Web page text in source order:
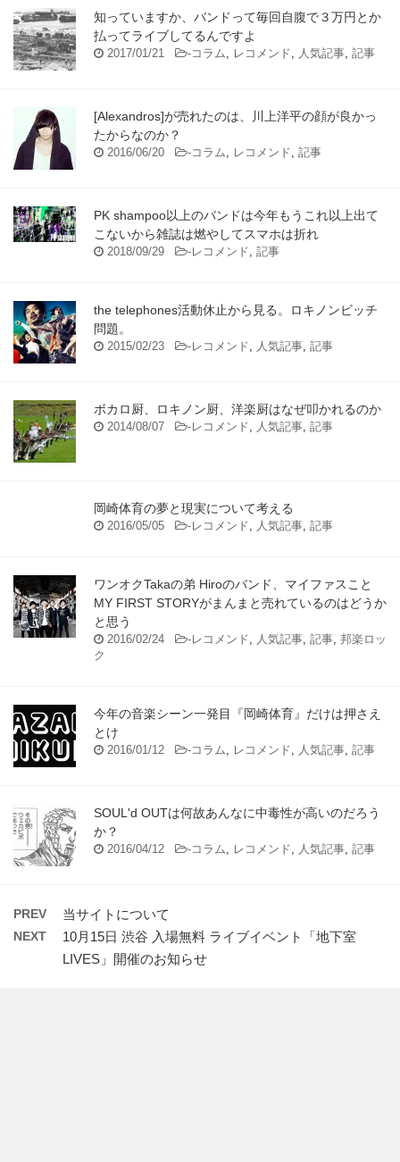
知っていますか、バンドって毎回自腹で３万円とか
払ってライブしてるんですよ
2017/01/21 -コラム, レコメンド, 人気記事, 記事
[Alexandros]が売れたのは、川上洋平の顔が良かっ
たからなのか？
2016/06/20 -コラム, レコメンド, 記事
PK shampoo以上のバンドは今年もうこれ以上出て
こないから雑誌は燃やしてスマホは折れ
2018/09/29 -レコメンド, 記事
the telephones活動休止から見る。ロキノンビッチ
問題。
2015/02/23 -レコメンド, 人気記事, 記事
ボカロ厨、ロキノン厨、洋楽厨はなぜ叩かれるのか
2014/08/07 -レコメンド, 人気記事, 記事
岡崎体育の夢と現実について考える
2016/05/05 -レコメンド, 人気記事, 記事
ワンオクTakaの弟 Hiroのバンド、マイファスこと
MY FIRST STORYがまんまと売れているのはどうか
と思う
2016/02/24 -レコメンド, 人気記事, 記事, 邦楽ロッ
ク
今年の音楽シーン一発目『岡崎体育』だけは押さえ
とけ
2016/01/12 -コラム, レコメンド, 人気記事, 記事
SOUL'd OUTは何故あんなに中毒性が高いのだろう
か？
2016/04/12 -コラム, レコメンド, 人気記事, 記事
PREV 当サイトについて
NEXT
10月15日 渋谷 入場無料 ライブイベント「地下室
LIVES」開催のお知らせ